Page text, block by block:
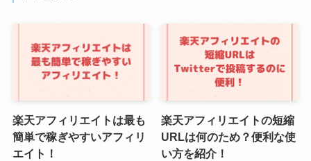
楽天アフィリエイトは最も
簡単で稼ぎやすいアフィリ
エイト！
楽天アフィリエイトの短縮
URLは何のため？便利な使
い方を紹介！